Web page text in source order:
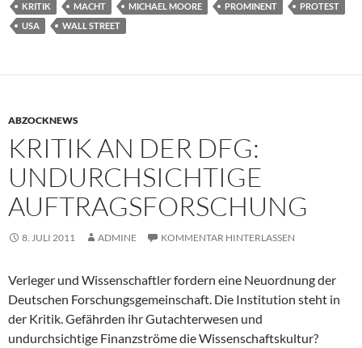
KRITIK
MACHT MICHAEL MOORE PROMINENT
PROTEST
USA
WALL STREET
ABZOCKNEWS
KRITIK AN DER DFG:
UNDURCHSICHTIGE
AUFTRAGSFORSCHUNG
8. JULI 2011 ADMINE KOMMENTAR HINTERLASSEN
Verleger und Wissenschaftler fordern eine Neuordnung der
Deutschen Forschungsgemeinschaft. Die Institution steht in
der Kritik. Gefährden ihr Gutachterwesen und
undurchsichtige Finanzströme die Wissenschaftskultur?